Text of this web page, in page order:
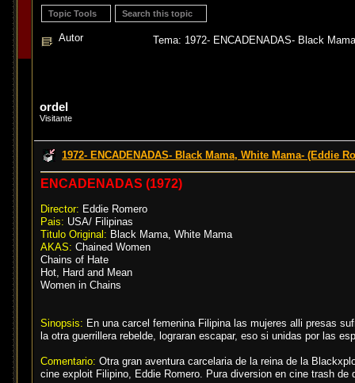
Topic Tools Search this topic
Autor Tema: 1972- ENCADENADAS- Black
ordel
Visitante
1972- ENCADENADAS- Black Mama, White Mama- (Eddie
ENCADENADAS (1972)
Director: Eddie Romero
Pais: USA/ Filipinas
Titulo Original: Black Mama, White Mama
AKAS: Chained Women
Chains of Hate
Hot, Hard and Mean
Women in Chains
Sinopsis: En una carcel femenina Filipina las mujeres alli presas
la otra guerrillera rebelde, lograran escapar, eso si unidas por las
Comentario: Otra gran aventura carcelaria de la reina de la
cine exploit Filipino, Eddie Romero. Pura diversion en cine trash de